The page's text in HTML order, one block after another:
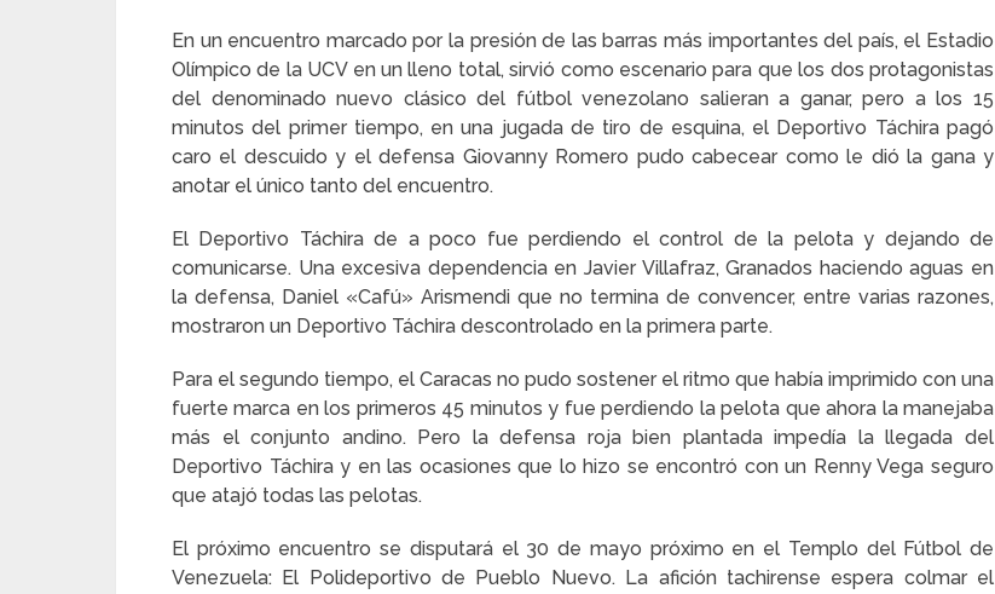
En un encuentro marcado por la presión de las barras más importantes del país, el Estadio
Olímpico de la UCV en un lleno total, sirvió como escenario para que los dos protagonistas
del denominado nuevo clásico del fútbol venezolano salieran a ganar, pero a los 15
minutos del primer tiempo, en una jugada de tiro de esquina, el Deportivo Táchira pagó
caro el descuido y el defensa Giovanny Romero pudo cabecear como le dió la gana y
anotar el único tanto del encuentro.
El Deportivo Táchira de a poco fue perdiendo el control de la pelota y dejando de
comunicarse. Una excesiva dependencia en Javier Villafraz, Granados haciendo aguas en
la defensa, Daniel «Cafú» Arismendi que no termina de convencer, entre varias razones,
mostraron un Deportivo Táchira descontrolado en la primera parte.
Para el segundo tiempo, el Caracas no pudo sostener el ritmo que había imprimido con una
fuerte marca en los primeros 45 minutos y fue perdiendo la pelota que ahora la manejaba
más el conjunto andino. Pero la defensa roja bien plantada impedía la llegada del
Deportivo Táchira y en las ocasiones que lo hizo se encontró con un Renny Vega seguro
que atajó todas las pelotas.
El próximo encuentro se disputará el 30 de mayo próximo en el Templo del Fútbol de
Venezuela: El Polideportivo de Pueblo Nuevo. La afición tachirense espera colmar el